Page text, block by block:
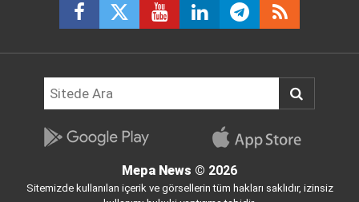
Mepa News © 2026
Sitemizde kullanılan içerik ve görsellerin tüm hakları saklıdır, izinsiz